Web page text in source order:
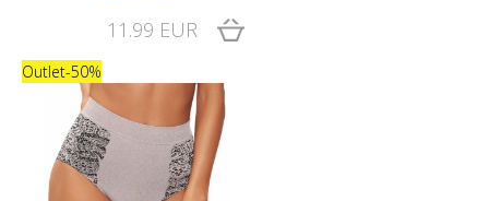
11.99 EUR
Outlet-50%